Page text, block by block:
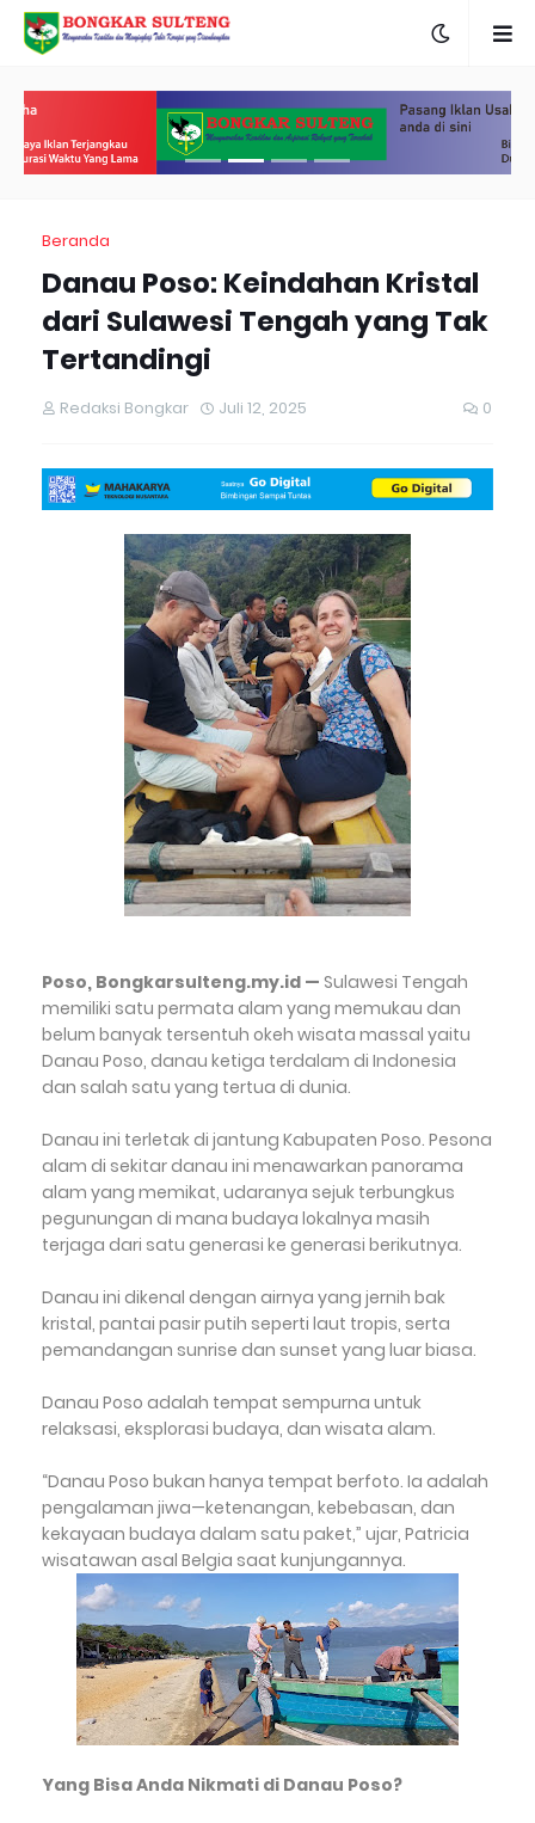
Beranda
Danau Poso: Keindahan Kristal
dari Sulawesi Tengah yang Tak
Tertandingi
Redaksi Bongkar Juli 12, 2025 0
Poso, Bongkarsulteng.my.id — Sulawesi Tengah
memiliki satu permata alam yang memukau dan
belum banyak tersentuh okeh wisata massal yaitu
Danau Poso, danau ketiga terdalam di Indonesia
dan salah satu yang tertua di dunia.
Danau ini terletak di jantung Kabupaten Poso. Pesona
alam di sekitar danau ini menawarkan panorama
alam yang memikat, udaranya sejuk terbungkus
pegunungan di mana budaya lokalnya masih
terjaga dari satu generasi ke generasi berikutnya.
Danau ini dikenal dengan airnya yang jernih bak
kristal, pantai pasir putih seperti laut tropis, serta
pemandangan sunrise dan sunset yang luar biasa.
Danau Poso adalah tempat sempurna untuk
relaksasi, eksplorasi budaya, dan wisata alam.
“Danau Poso bukan hanya tempat berfoto. Ia adalah
pengalaman jiwa—ketenangan, kebebasan, dan
kekayaan budaya dalam satu paket,” ujar, Patricia
wisatawan asal Belgia saat kunjungannya.
Yang Bisa Anda Nikmati di Danau Poso?